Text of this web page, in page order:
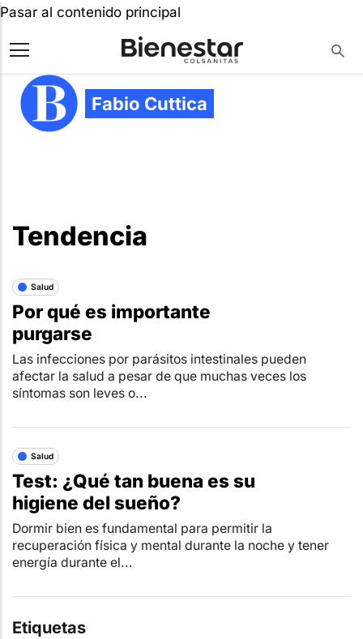
Pasar al contenido principal
Fabio Cuttica
Tendencia
Salud
Por qué es importante
purgarse
Las infecciones por parásitos intestinales pueden
afectar la salud a pesar de que muchas veces los
síntomas son leves o...
Salud
Test: ¿Qué tan buena es su
higiene del sueño?
Dormir bien es fundamental para permitir la
recuperación física y mental durante la noche y tener
energía durante el...
Etiquetas